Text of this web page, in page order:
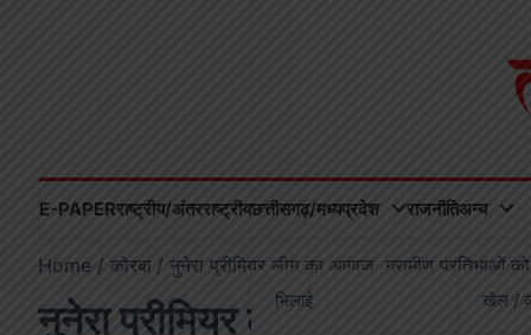
E-PAPERराष्ट्रीय/अंतरराष्ट्रीयछत्तीसगढ़/मध्यप्रदेश
भिलाई
राजनीतिअन्य
खेल /
Home कोरबा नुनेरा प्रीमियर लीग का आगाज़, ग्रामीण प्रतिभाओं
नुनेरा प्रीमियर लीग का आगाज़,